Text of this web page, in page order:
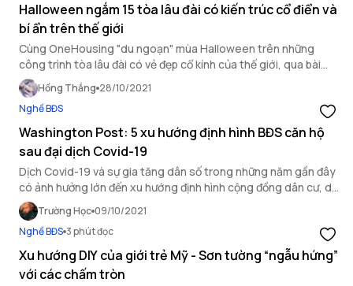
Halloween ngắm 15 tòa lâu đài có kiến trúc cổ điển và
bí ẩn trên thế giới
Cùng OneHousing "du ngoạn" mùa Halloween trên những
công trình tòa lâu đài có vẻ đẹp cổ kính của thế giới, qua bài
viết được lược dịch từ CnTraveler. Bạn đã sẵn sàng chiêm
ngưỡng những lâu đài từ New Zealand đến Romania và hơn thế
nữa?
Hồng Thắng 28/10/2021
Nghề BĐS
Washington Post: 5 xu hướng định hình BĐS căn hộ
sau đại dịch Covid-19
Dịch Covid-19 và sự gia tăng dân số trong những năm gần đây
có ảnh hưởng lớn đến xu hướng định hình cộng đồng dân cư, do
đó nhu cầu về nhà ở chung cư cũng có sự thay đổi rõ rệt. Dưới
đây là 5 xu hướng mới được đánh giá là sẽ định hình ngành công
nghiệp BĐS căn hộ trong những năm tới.
Trường Học 09/10/2021
Nghề BĐS 3 phút đọc
Xu hướng DIY của giới trẻ Mỹ - Sơn tường “ngẫu hứng”
với các chấm tròn